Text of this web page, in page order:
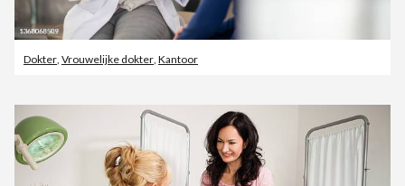
Dokter Vrouwelijke dokter Kantoor